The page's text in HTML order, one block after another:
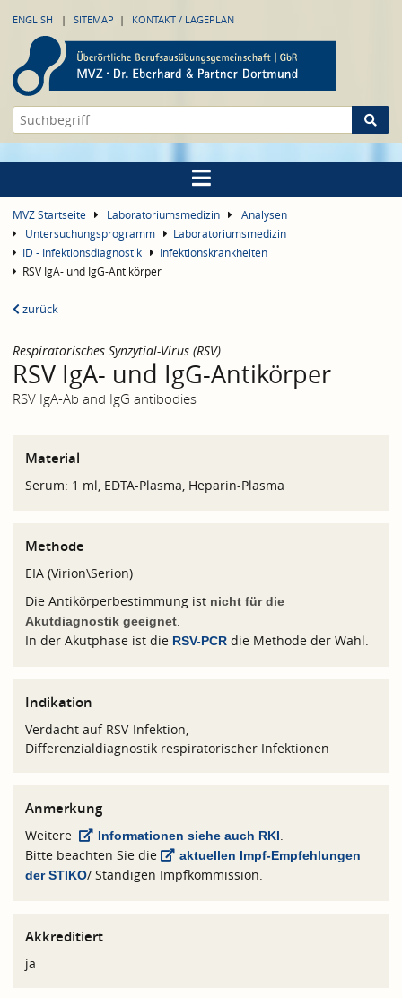
ENGLISH SITEMAP KONTAKT / LAGEPLAN
MVZ Startseite Laboratoriumsmedizin
Analysen
Untersuchungsprogramm
Laboratoriumsmedizin
ID - Infektionsdiagnostik
Infektionskrankheiten
RSV IgA- und IgG-Antikörper
zurück
Respiratorisches Synzytial-Virus (RSV)
RSV IgA- und IgG-Antikörper
RSV IgA-Ab and IgG antibodies
Material
Serum: 1 ml, EDTA-Plasma, Heparin-Plasma
Methode
EIA (Virion\Serion)
Die Antikörperbestimmung ist nicht für die
Akutdiagnostik geeignet.
In der Akutphase ist die RSV-PCR die Methode der Wahl.
Indikation
Verdacht auf RSV-Infektion,
Differenzialdiagnostik respiratorischer Infektionen
Anmerkung
Weitere Informationen siehe auch RKI.
Bitte beachten Sie die
aktuellen Impf-Empfehlungen
der STIKO/ Ständigen Impfkommission.
Akkreditiert
ja